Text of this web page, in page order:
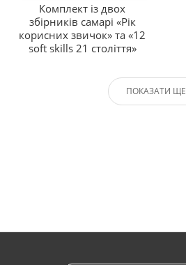
Комплект із двох
збірників самарі «Рік
корисних звичок» та «12
soft skills 21 століття»
ПОКАЗАТИ ЩЕ